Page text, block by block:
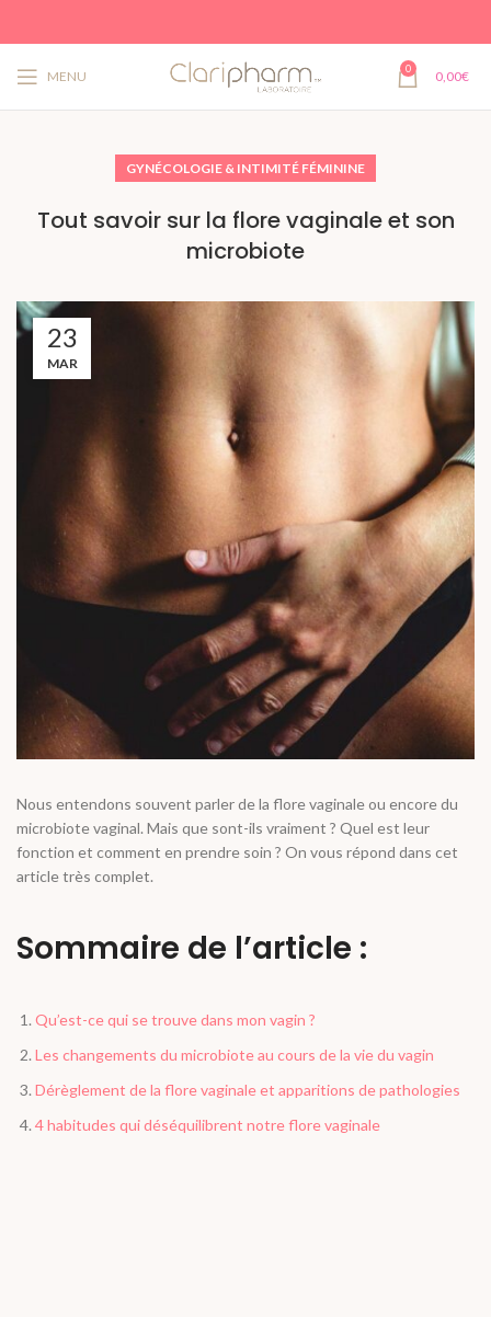
MENU 0 0,00€
GYNÉCOLOGIE & INTIMITÉ FÉMININE
Tout savoir sur la flore vaginale et son
microbiote
23
MAR
Nous entendons souvent parler de la flore vaginale ou encore du
microbiote vaginal. Mais que sont-ils vraiment ? Quel est leur
fonction et comment en prendre soin ? On vous répond dans cet
article très complet.
Sommaire de l’article :
Qu’est-ce qui se trouve dans mon vagin ?
Les changements du microbiote au cours de la vie du vagin
Dérèglement de la flore vaginale et apparitions de pathologies
4 habitudes qui déséquilibrent notre flore vaginale